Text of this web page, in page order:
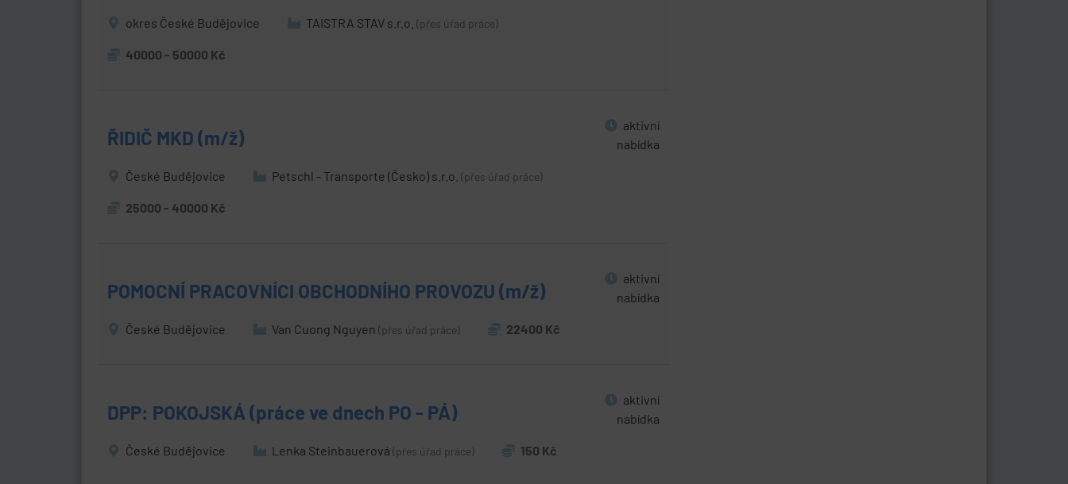
okres České Budějovice TAISTRA STAV s.r.o. (přes úřad práce)
40000 - 50000 Kč
ŘIDIČ MKD (m/ž)
aktivní
nabídka
České Budějovice Petschl - Transporte (Česko) s.r.o. (přes úřad práce)
25000 - 40000 Kč
POMOCNÍ PRACOVNÍCI OBCHODNÍHO PROVOZU (m/ž)
aktivní
nabídka
České Budějovice Van Cuong Nguyen (přes úřad práce) 22400 Kč
DPP: POKOJSKÁ (práce ve dnech PO - PÁ)
aktivní
nabídka
České Budějovice Lenka Steinbauerová (přes úřad práce) 150 Kč